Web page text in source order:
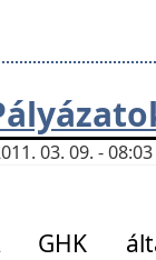
03. 09. -
GHK